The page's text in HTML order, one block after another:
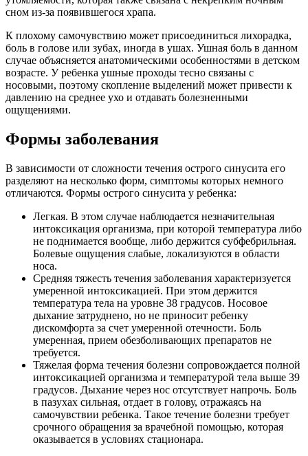
сном из-за появившегося храпа.
К плохому самочувствию может присоединиться лихорадка,
боль в голове или зубах, иногда в ушах. Ушная боль в данном
случае объясняется анатомическими особенностями в детском
возрасте. У ребенка ушные проходы тесно связаны с
носовыми, поэтому скопление выделений может привести к
давлению на среднее ухо и отдавать болезненными
ощущениями.
Формы заболевания
В зависимости от сложности течения острого синусита его
разделяют на несколько форм, симптомы которых немного
отличаются. Формы острого синусита у ребенка:
Легкая. В этом случае наблюдается незначительная
интоксикация организма, при которой температура либо
не поднимается вообще, либо держится субфебрильная.
Болевые ощущения слабые, локализуются в области
носа.
Средняя тяжесть течения заболевания характеризуется
умеренной интоксикацией. При этом держится
температура тела на уровне 38 градусов. Носовое
дыхание затруднено, но не приносит ребенку
дискомфорта за счет умеренной отечности. Боль
умеренная, прием обезболивающих препаратов не
требуется.
Тяжелая форма течения болезни сопровождается полной
интоксикацией организма и температурой тела выше 39
градусов. Дыхание через нос отсутствует напрочь. Боль
в пазухах сильная, отдает в голову, отражаясь на
самочувствии ребенка. Такое течение болезни требует
срочного обращения за врачебной помощью, которая
оказывается в условиях стационара.